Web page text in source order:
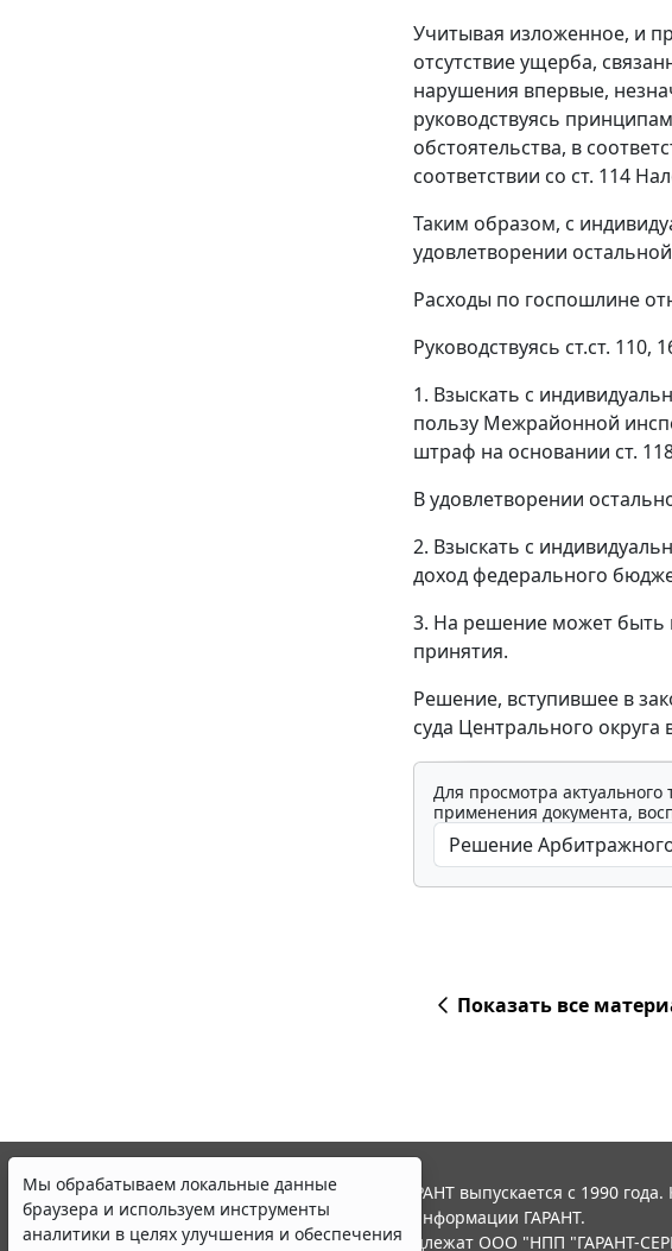
Учитывая изложенное, и
отсутствие ущерба,
нарушения впервые,
руководствуясь
обстоятельства, в
соответствии со ст. 114
Таким образом, с
удовлетворении
Расходы по госпошлине
Руководствуясь ст.ст. 110,
1. Взыскать с
пользу Межрайонной
штраф на основании ст.
В удовлетворении
2. Взыскать с
доход федерального
3. На решение может быть
принятия.
Решение, вступившее в
суда Центрального округа
Для просмотра
применения документа,
Показать все
Мы обрабатываем локальные данные
браузера и используем инструменты
аналитики в целях улучшения и обеспечения
© ООО "НПП "ГАРАНТ-СЕРВИС", 2026. Система ГАРАНТ выпускается с 1990
участниками Российской ассоциации правовой информации ГАРАНТ.
Все права на материалы сайта ГАРАНТ.РУ принадлежат ООО "НПП "ГАРАНТ-